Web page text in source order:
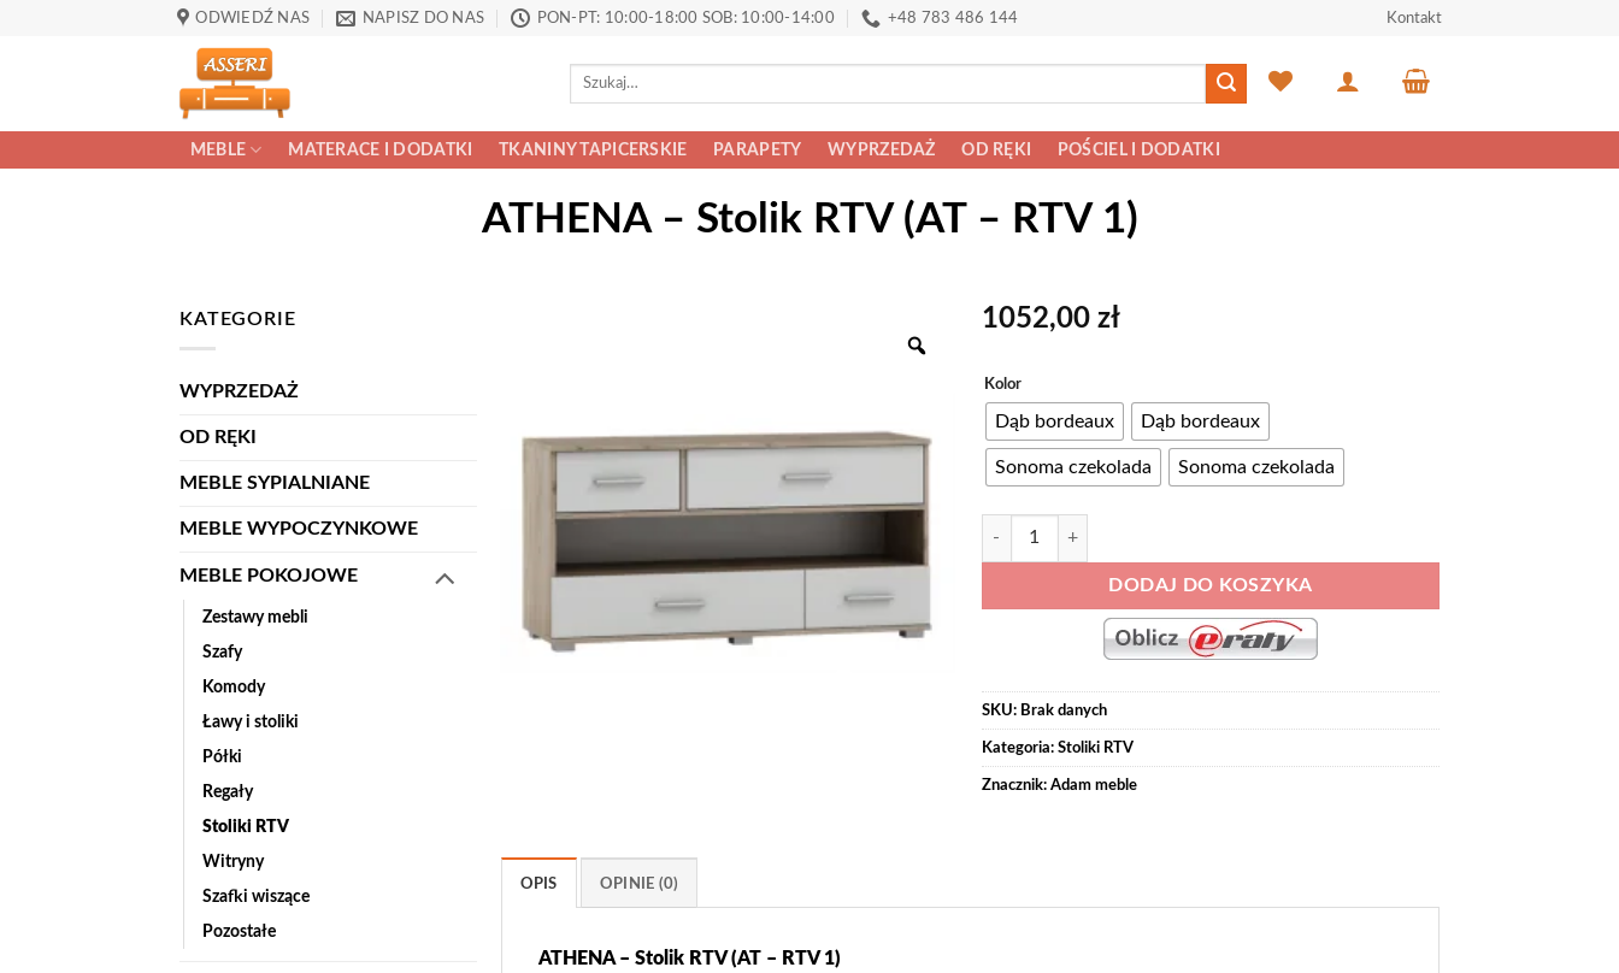
ODWIEDŹ NAS NAPISZ DO NAS PON-PT: 10:00-18:00 SOB: 10:00-14:00 +48 783 486 144 Kontakt
Szukaj:
MEBLE MATERACE I DODATKI TKANINY TAPICERSKIE PARAPETY WYPRZEDAŻ OD RĘKI POŚCIEL I DODATKI
ATHENA – Stolik RTV (AT – RTV 1)
KATEGORIE
WYPRZEDAŻ
OD RĘKI
MEBLE SYPIALNIANE
MEBLE WYPOCZYNKOWE
MEBLE POKOJOWE
Zestawy mebli
Szafy
Komody
Ławy i stoliki
Półki
Regały
Stoliki RTV
Witryny
Szafki wiszące
Pozostałe
1052,00 zł
Kolor
Dąb bordeaux Dąb bordeaux
Sonoma czekolada Sonoma czekolada
ilość ATHENA - Stolik RTV (AT - RTV 1)
DODAJ DO KOSZYKA
Alternative:
SKU: Brak danych
Kategoria: Stoliki RTV
Znacznik: Adam meble
OPIS OPINIE (0)
ATHENA – Stolik RTV (AT – RTV 1)